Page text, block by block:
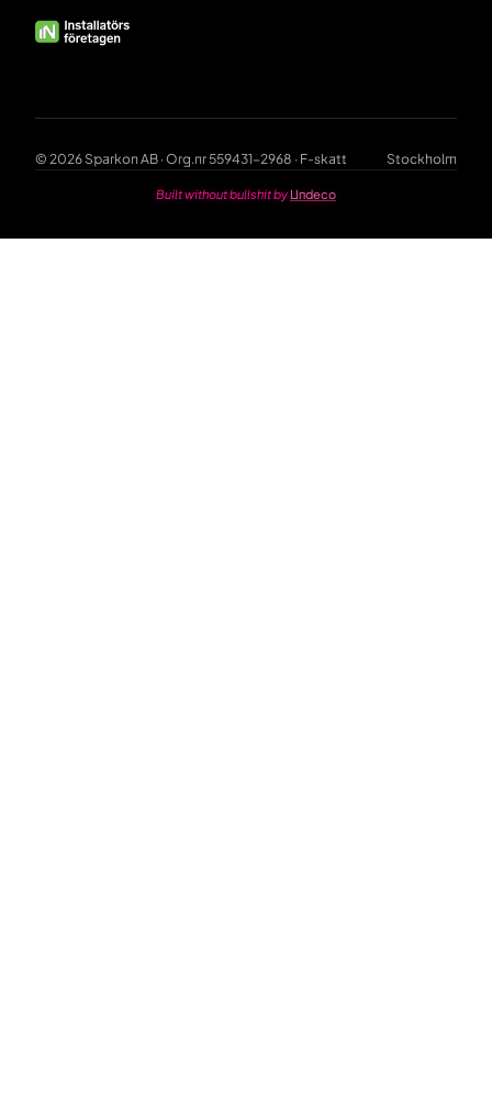
© 2026 Sparkon AB · Org.nr 559431-2968 · F-skatt Stockholm
Built without bullshit by Undeco